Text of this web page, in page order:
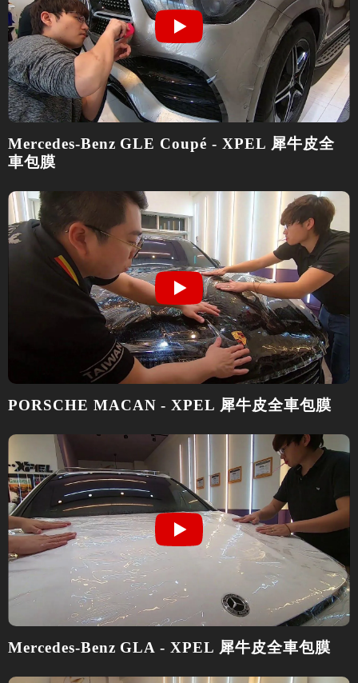
Mercedes-Benz GLE Coupé - XPEL 犀牛皮全
車包膜
PORSCHE MACAN - XPEL 犀牛皮全車包膜
Mercedes-Benz GLA - XPEL 犀牛皮全車包膜